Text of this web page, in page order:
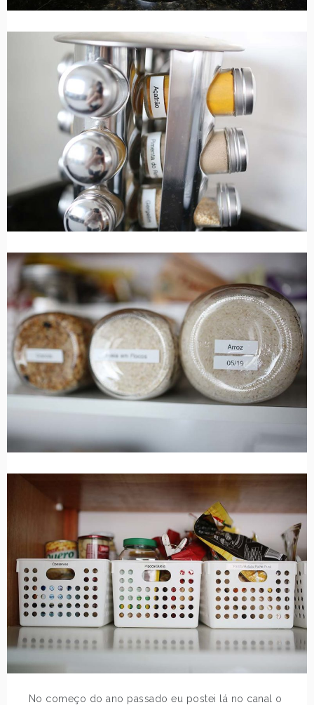
No começo do ano passado eu postei lá no canal o